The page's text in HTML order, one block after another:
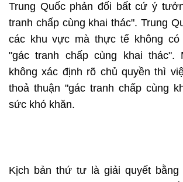
Trung Quốc phản đối bất cứ ý
tranh chấp cùng khai thác". Trung
các khu vực mà thực tế không có
"gác tranh chấp cùng khai thác".
không xác định rõ chủ quyền thì
thoả thuận "gác tranh chấp cùng
sức khó khăn.
Kịch bản thứ tư là giải quyết